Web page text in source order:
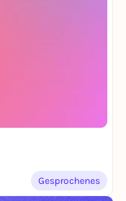
Gesprochenes